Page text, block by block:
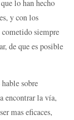
lo han hecho
y con los
siempre
de que es posible
sobre
encontrar la vía,
mas eficaces,